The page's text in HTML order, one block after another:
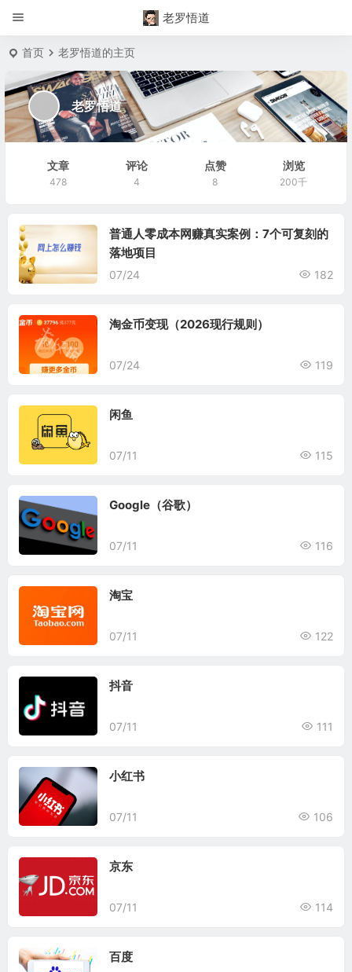
老罗悟道
首页 老罗悟道的主页
老罗悟道
文章
478
评论
4
点赞
8
浏览
200千
普通人零成本网赚真实案例：7个可复刻的
落地项目
07/24 182
淘金币变现（2026现行规则）
07/24 119
闲鱼
07/11 115
Google（谷歌）
07/11 116
淘宝
07/11 122
抖音
07/11 111
小红书
07/11 106
京东
07/11 114
百度